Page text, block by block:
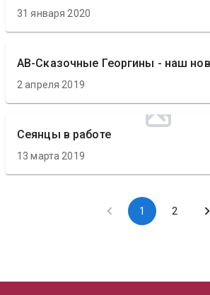
31 января 2020
АВ-Сказочные Георгины - наш
2 апреля 2019
Сеянцы в работе
13 марта 2019
1 2